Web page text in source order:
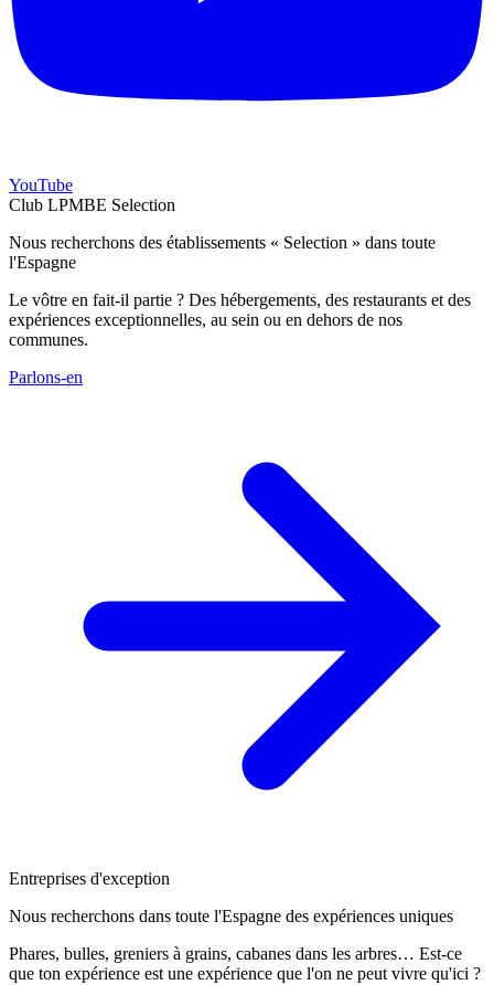
YouTube
Club LPMBE Selection
Nous recherchons des établissements « Selection » dans toute
l'Espagne
Le vôtre en fait-il partie ? Des hébergements, des restaurants et des
expériences exceptionnelles, au sein ou en dehors de nos
communes.
Parlons-en
Entreprises d'exception
Nous recherchons dans toute l'Espagne des expériences uniques
Phares, bulles, greniers à grains, cabanes dans les arbres… Est-ce
que ton expérience est une expérience que l'on ne peut vivre qu'ici ?